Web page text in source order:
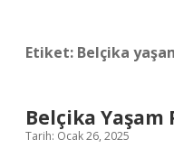
Etiket: Belçika
Belçika Yaşam
Tarih: Ocak 26, 2025